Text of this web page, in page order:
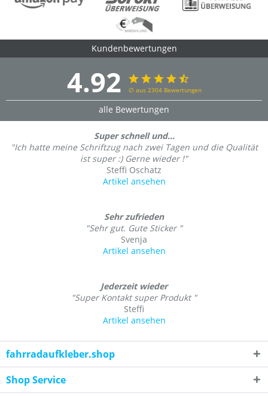
Kundenbewertungen
4.92 ∅ aus 2304 Bewertungen
alle Bewertungen
Super schnell und...
"Ich hatte meine Schriftzug nach zwei Tagen und die Qualität
ist super :) Gerne wieder !"
Steffi Oschatz
Artikel ansehen
Sehr zufrieden
"Sehr gut. Gute Sticker "
Svenja
Artikel ansehen
Jederzeit wieder
"Super Kontakt super Produkt "
Steffi
Artikel ansehen
fahrradaufkleber.shop
Shop Service